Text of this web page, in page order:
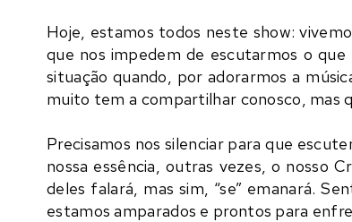
Hoje, estamos todos neste show:
que nos impedem de escutarmos o
situação quando, por adorarmos a
muito tem a compartilhar conosco, mas
Precisamos nos silenciar para que
nossa essência, outras vezes, o nosso
deles falará, mas sim, “se” emanará.
estamos amparados e prontos para